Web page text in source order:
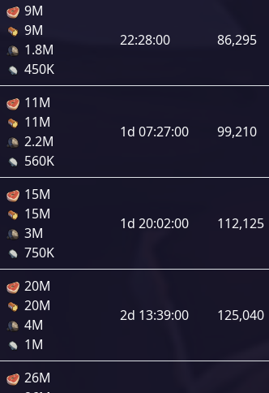
9M
9M
1.8M
450K
22:28:00 86,295
11M
11M
2.2M
560K
1d 07:27:00 99,210
15M
15M
3M
750K
1d 20:02:00 112,125
20M
20M
4M
1M
2d 13:39:00 125,040
26M